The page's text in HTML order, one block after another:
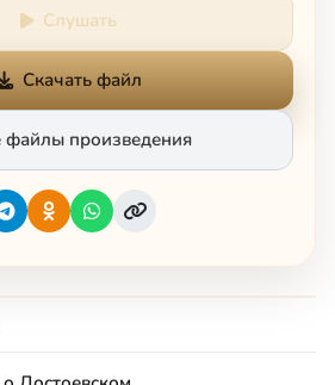
Слушать
Скачать файл
файлы произведения